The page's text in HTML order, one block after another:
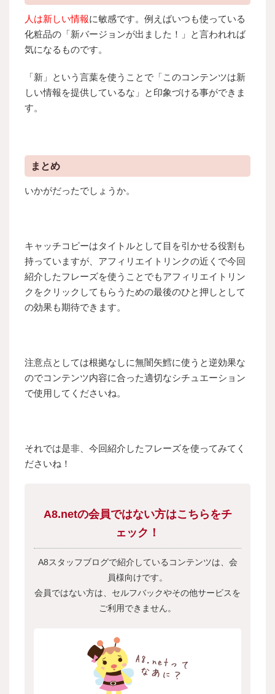
人は新しい情報に敏感です。例えばいつも使っている
化粧品の「新バージョンが出ました！」と言われれば
気になるものです。
「新」という言葉を使うことで「このコンテンツは新
しい情報を提供しているな」と印象づける事ができま
す。
まとめ
いかがだったでしょうか。
キャッチコピーはタイトルとして目を引かせる役割も
持っていますが、アフィリエイトリンクの近くで今回
紹介したフレーズを使うことでもアフィリエイトリン
クをクリックしてもらうための最後のひと押しとして
の効果も期待できます。
注意点としては根拠なしに無闇矢鱈に使うと逆効果な
のでコンテンツ内容に合った適切なシチュエーション
で使用してくださいね。
それでは是非、今回紹介したフレーズを使ってみてく
ださいね！
A8.netの会員ではない方はこちらをチ
ェック！
A8スタッフブログで紹介しているコンテンツは、会
員様向けです。
会員ではない方は、セルフバックやその他サービスを
ご利用できません。